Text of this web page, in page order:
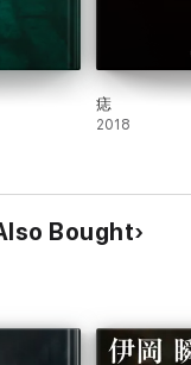
痣
2018
Bought